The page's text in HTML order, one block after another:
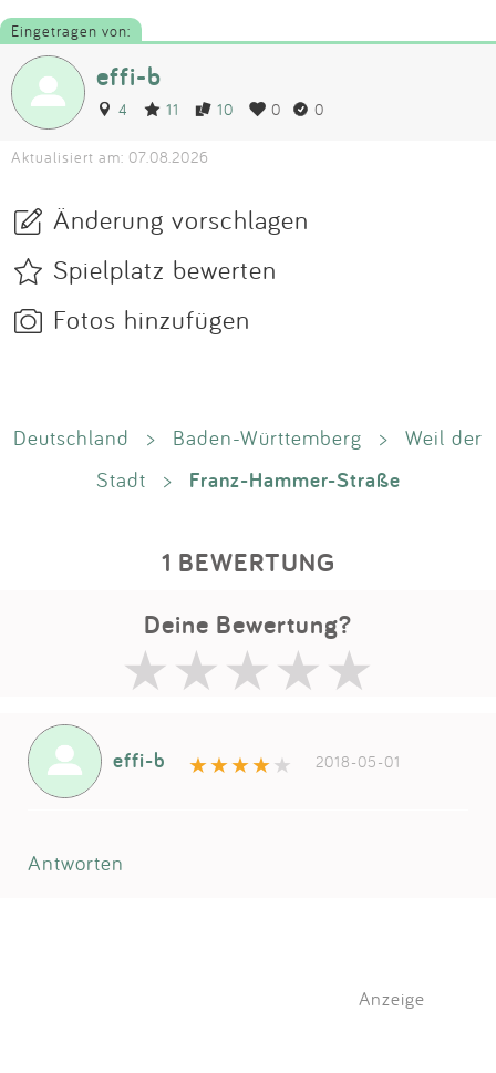
Eingetragen von:
effi-b
4 11 10 0 0
Aktualisiert am: 07.08.2026
Änderung vorschlagen
Spielplatz bewerten
Fotos hinzufügen
Deutschland > Baden-Württemberg >
Weil der
Stadt
> Franz-Hammer-Straße
1 BEWERTUNG
Deine Bewertung?
effi-b 2018-05-01
Antworten
Anzeige